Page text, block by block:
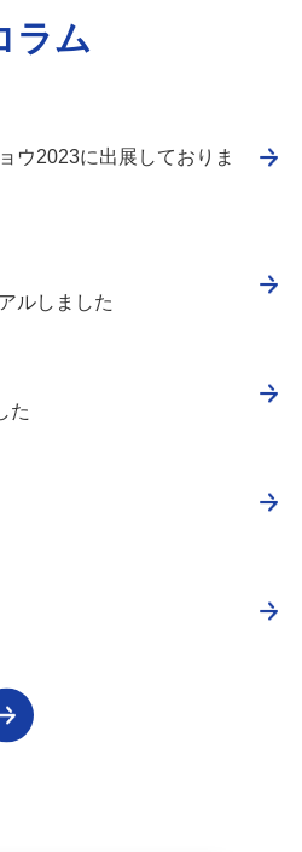
ラム
ウ2023に出展しておりま
ルしました
た